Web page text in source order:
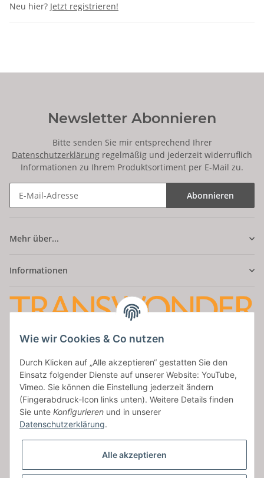
Neu hier? Jetzt registrieren!
Newsletter Abonnieren
Bitte senden Sie mir entsprechend Ihrer
Datenschutzerklärung regelmäßig und jederzeit widerruflich
Informationen zu Ihrem Produktsortiment per E-Mail zu.
Abonnieren
Mehr über...
Informationen
Amatus Secret
Aumaische Str. 47
07937 Zeulenroda
Tel: 036628/954427
service@transwonder.de
Wie wir Cookies & Co nutzen
Durch Klicken auf „Alle akzeptieren“ gestatten Sie den
Einsatz folgender Dienste auf unserer Website: YouTube,
Vimeo. Sie können die Einstellung jederzeit ändern
(Fingerabdruck-Icon links unten). Weitere Details finden
Sie unte Konfigurieren und in unserer
Datenschutzerklärung.
Alle akzeptieren